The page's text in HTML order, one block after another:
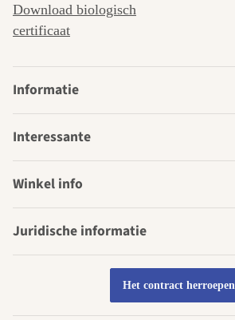
Download biologisch
certificaat
Informatie
Interessante
Winkel info
Juridische informatie
Het contract herroepen